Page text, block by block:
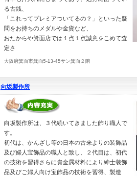
る古銭、
「これってプレミアついてるの？」といった疑
問をお持ちのメダルや金貨など、
おたからや箕面店では１点１点誠意をこめて査
定さ
大阪府箕面市箕面5-13-45サン箕面２階
向坂製作所
向坂製作所は、３代続いてきました飾り職人で
す。
初代は、かんざし等の日本の古来よりの装飾品
及び婦人宝飾品の職人と致し、２代目は、初代
の技術を習得さらに貴金属材料により紳士装飾
品及びご婦人向け宝飾品の技術を習得、製造